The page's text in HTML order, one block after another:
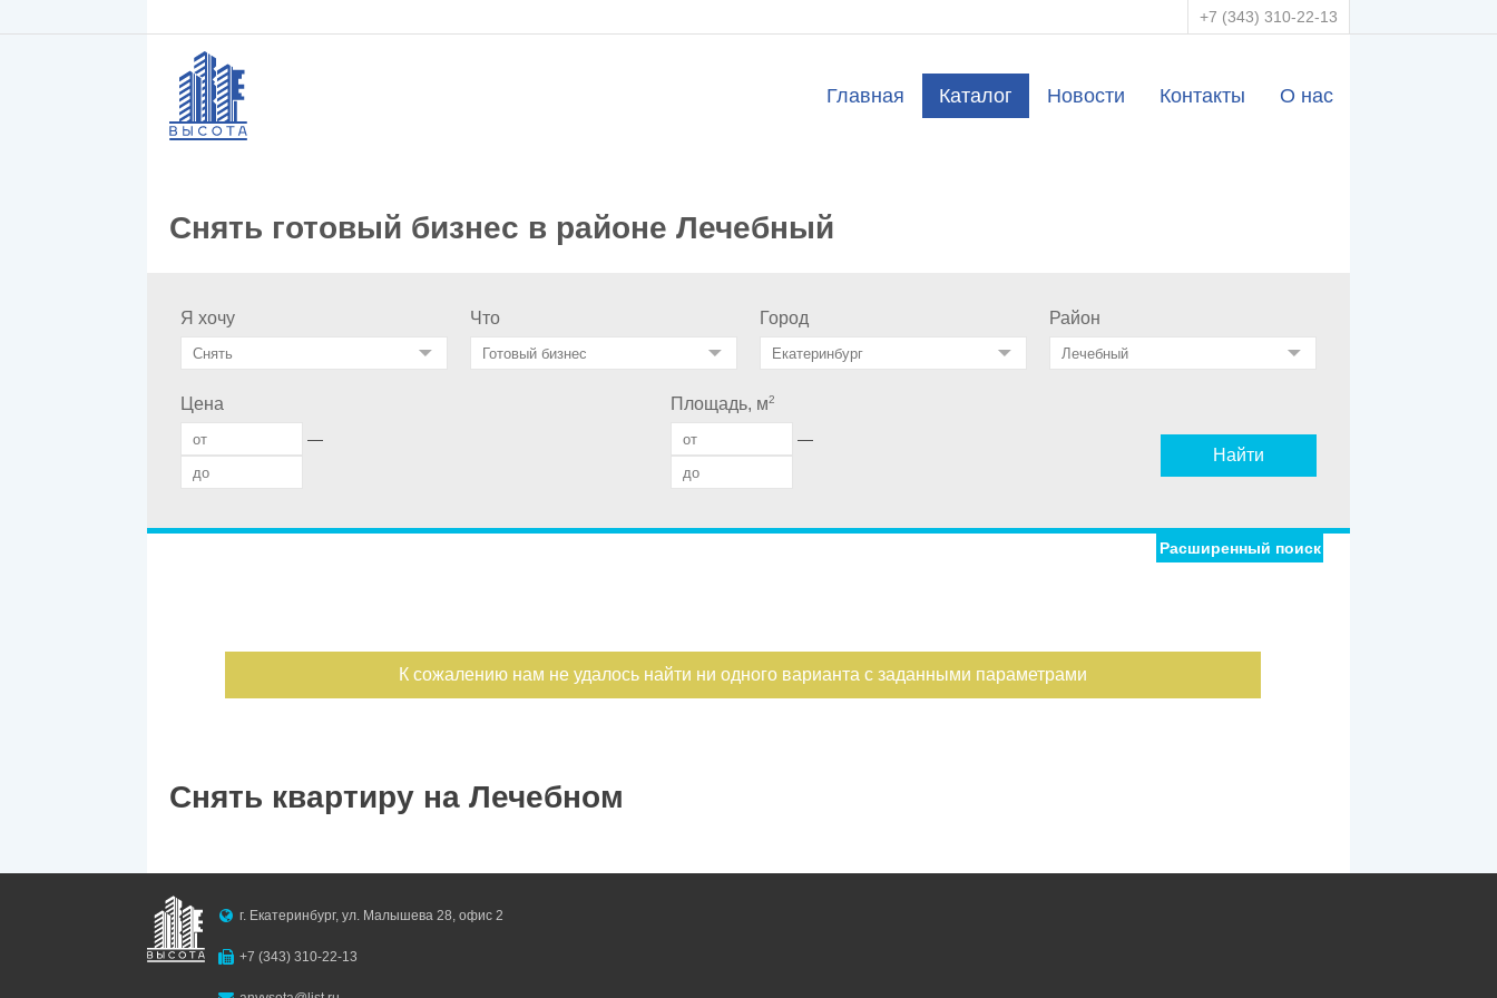
+7 (343) 310-22-13
Главная Каталог Новости Контакты О нас
Снять готовый бизнес в районе Лечебный
Я хочу Что Город Район
Цена
—
Площадь, м2
—
Найти
Номер объекта
Расширенный поиск
Снять квартиру на Лечебном
К сожалению нам не удалось найти ни одного варианта с заданными параметрами
г. Екатеринбург, ул. Малышева 28, офис 2
+7 (343) 310-22-13